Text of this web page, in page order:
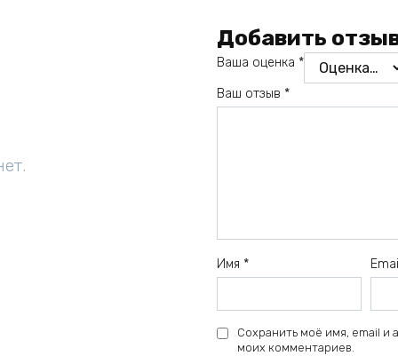
Добавить
Ваша оценка *
Ваш отзыв *
Имя * Email
Сохранить моё имя, email и
моих комментариев.